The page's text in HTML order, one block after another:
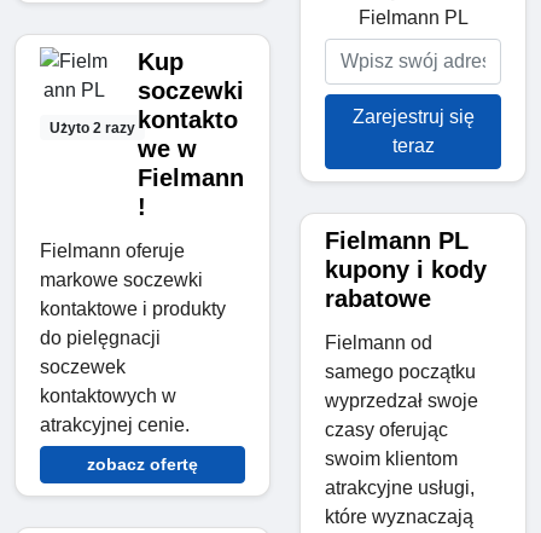
Użyto 2 razy
Kup
soczewki
kontakto
we w
Fielmann
!
Fielmann oferuje
markowe soczewki
kontaktowe i produkty
do pielęgnacji
soczewek
kontaktowych w
atrakcyjnej cenie.
zobacz ofertę
Fielmann PL
Zarejestruj się
teraz
Fielmann PL
kupony i kody
rabatowe
Fielmann od
samego początku
wyprzedzał swoje
czasy oferując
swoim klientom
atrakcyjne usługi,
które wyznaczają